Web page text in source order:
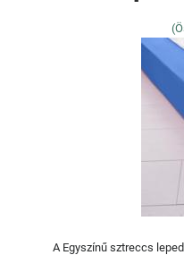
A Egyszínű sztreccs